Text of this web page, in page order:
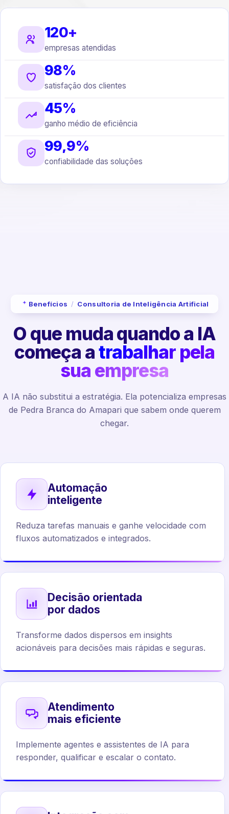
120+
empresas atendidas
98%
satisfação dos clientes
45%
ganho médio de eficiência
99,9%
confiabilidade das soluções
Benefícios / Consultoria de Inteligência Artificial
O que muda quando a IA
começa atrabalhar pela
sua empresa
A IA não substitui a estratégia. Ela potencializa empresas
de Pedra Branca do Amapari que sabem onde querem
chegar.
Automação
inteligente
Reduza tarefas manuais e ganhe velocidade com
fluxos automatizados e integrados.
Decisão orientada
por dados
Transforme dados dispersos em insights
acionáveis para decisões mais rápidas e seguras.
Atendimento
mais eficiente
Implemente agentes e assistentes de IA para
responder, qualificar e escalar o contato.